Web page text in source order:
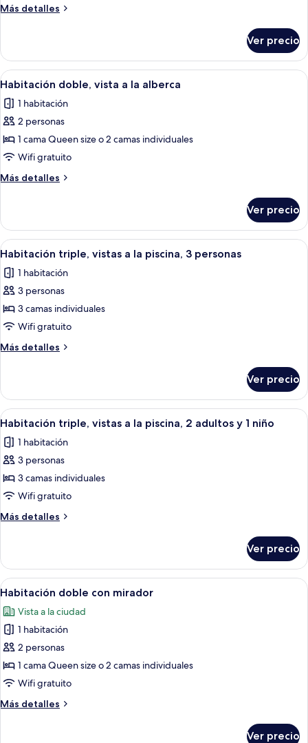
Más detalles
Más
doble
Ver precio
Abrir
todas
las
fotos
de
Habitación
doble,
vista
la
alberca
Una habitación de hotel con una
9
Habitación doble, vista a la alberca
1 habitación
2 personas
1 cama Queen size o 2 camas individuales
Wifi gratuito
Más detalles
Más
doble,
vista
a
alberca
Ver precio
Abrir
todas
las
fotos
de
Habitación
triple,
vistas
la
piscina,
3
personas
Una habitación de hotel con una
9
Habitación triple, vistas a la piscina, 3 personas
1 habitación
3 personas
3 camas individuales
Wifi gratuito
Más detalles
Más
triple,
vistas
a
piscina,
3
Ver precio
Abrir
todas
las
fotos
de
Habitación
triple,
vistas
la
piscina,
2
adultos
y
niño
Una habitación de hotel con una
9
Habitación triple, vistas a la piscina, 2 adultos y 1 niño
1 habitación
3 personas
3 camas individuales
Wifi gratuito
Más detalles
Más
triple,
vistas
a
piscina,
2
y
niño
Ver precio
Abrir
todas
las
fotos
de
Habitación
doble
mirador
Habitación de hotel con una cama
5
Habitación doble con mirador
Vista a la ciudad
1 habitación
2 personas
1 cama Queen size o 2 camas individuales
Wifi gratuito
Más detalles
Más
Ver precio